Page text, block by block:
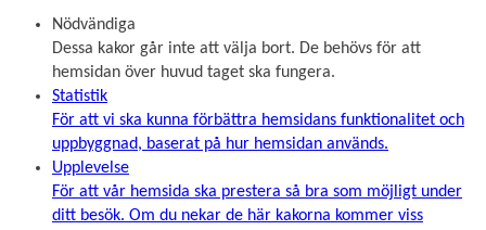
Nödvändiga
Dessa kakor går inte att välja bort. De behövs för att
hemsidan över huvud taget ska fungera.
Statistik
För att vi ska kunna förbättra hemsidans funktionalitet och
uppbyggnad, baserat på hur hemsidan används.
Upplevelse
För att vår hemsida ska prestera så bra som möjligt under
ditt besök. Om du nekar de här kakorna kommer viss